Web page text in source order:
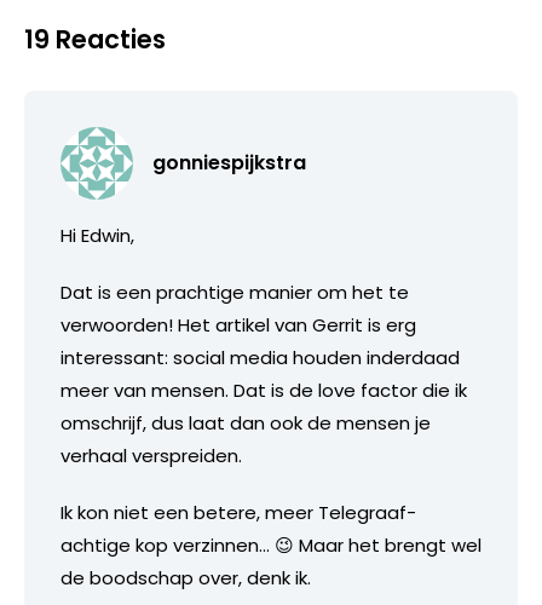
19 Reacties
gonniespijkstra
Hi Edwin,
Dat is een prachtige manier om het te
verwoorden! Het artikel van Gerrit is erg
interessant: social media houden inderdaad
meer van mensen. Dat is de love factor die ik
omschrijf, dus laat dan ook de mensen je
verhaal verspreiden.
Ik kon niet een betere, meer Telegraaf-
achtige kop verzinnen… 😉 Maar het brengt wel
de boodschap over, denk ik.